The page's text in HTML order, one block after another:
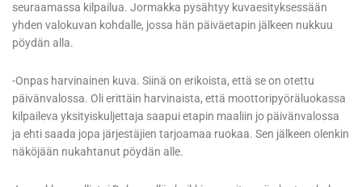
seuraamassa kilpailua. Jormakka pysähtyy kuvaesityksessään
yhden valokuvan kohdalle, jossa hän päiväetapin jälkeen nukkuu
pöydän alla.
-Onpas harvinainen kuva. Siinä on erikoista, että se on otettu
päivänvalossa. Oli erittäin harvinaista, että moottoripyöräluokassa
kilpaileva yksityiskuljettaja saapui etapin maaliin jo päivänvalossa
ja ehti saada jopa järjestäjien tarjoamaa ruokaa. Sen jälkeen olenkin
näköjään nukahtanut pöydän alle.